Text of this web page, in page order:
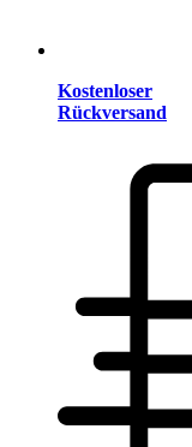
Kostenloser
Rückversand